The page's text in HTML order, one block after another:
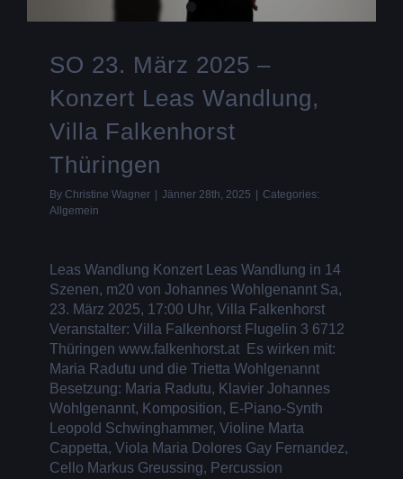
SO 23. März 2025 –
Konzert Leas Wandlung,
Villa Falkenhorst
Thüringen
By Christine Wagner Jänner 28th, 2025
Categories:
Allgemein
Leas Wandlung Konzert Leas Wandlung in 14
Szenen, m20 von Johannes Wohlgenannt Sa,
23. März 2025, 17:00 Uhr, Villa Falkenhorst
Veranstalter: Villa Falkenhorst Flugelin 3 6712
Thüringen www.falkenhorst.at Es wirken mit:
Maria Radutu und die Trietta Wohlgenannt
Besetzung: Maria Radutu, Klavier Johannes
Wohlgenannt, Komposition, E-Piano-Synth
Leopold Schwinghammer, Violine Marta
Cappetta, Viola Maria Dolores Gay Fernandez,
Cello Markus Greussing, Percussion